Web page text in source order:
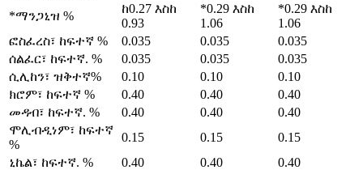
*ማንጋኒዝ %
ከ0.27 እስከ
0.93
*0.29 እስከ
1.06
*0.29 እስከ
1.06
ፎስፈረስ፣ ከፍተኛ %
0.035 0.035
0.035
ሰልፈር፣ ከፍተኛ. %
0.035 0.035
0.035
ሲሊከን፣ ዝቅተኛ%
0.10 0.10
0.10
ክሮም፣ ከፍተኛ %
0.40 0.40
0.40
መዳብ፣ ከፍተኛ. %
0.40 0.40
0.40
ሞሊብዲነም፣ ከፍተኛ
%
0.15 0.15
0.15
ኒኬል፣ ከፍተኛ. %
0.40 0.40
0.40